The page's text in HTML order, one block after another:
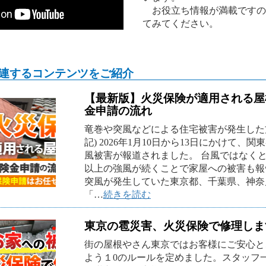
お役立ち情報が満載です
てみてください。
するコンテンツをご紹介
【最新版】火災保険が適用される
金申請の流れ
竜巻や突風などによる住宅被害が発生した
記) 2026年1月10日から13日にかけて、関
風被害が報道されました。 台風ではなく
以上の強風が続くことで家屋への被害も
突風が発生していた東京都、千葉県、神
「…続きを読む
東京の雹災害、火災保険で修理し
街の屋根やさん東京ではお客様にご安心
よう１0のルールを定めました。スタッフ